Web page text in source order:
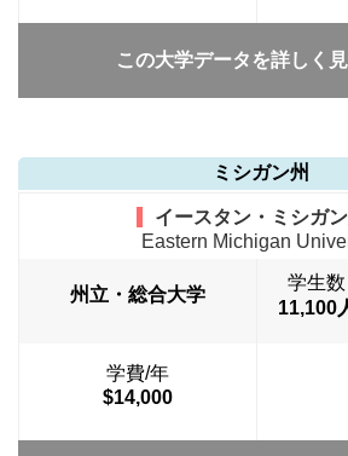
この大学データを詳しく
ミシガン州
イースタン・ミシガ
Eastern Michigan
州立・総合大学
学生数
11,100
学費/年
$14,000